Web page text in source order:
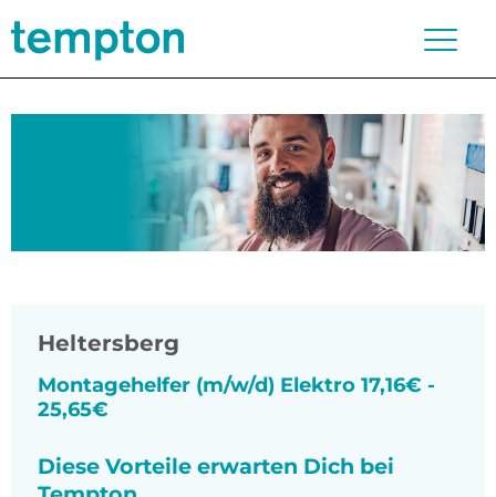
Heltersberg
Montagehelfer (m/w/d) Elektro 17,16€ -
25,65€
Diese Vorteile erwarten Dich bei